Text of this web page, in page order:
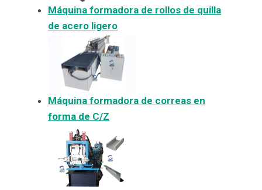
Máquina formadora de rollos de quilla
de acero ligero
Máquina formadora de correas en
forma de C/Z